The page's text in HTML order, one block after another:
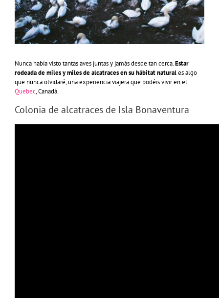
Nunca había visto tantas aves juntas y jamás desde tan cerca.Estar
rodeada de miles y miles de alcatraces en su hábitat naturales algo
que nunca olvidaré, una experiencia viajera que podéis vivir en el
Quebec, Canadá.
Colonia de alcatraces de Isla Bonaventura